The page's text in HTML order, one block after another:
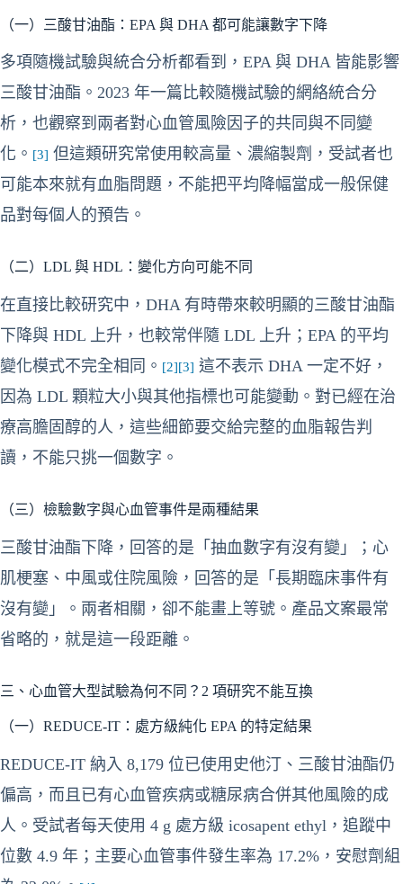
（一）三酸甘油酯：EPA 與 DHA 都可能讓數字下降
多項隨機試驗與統合分析都看到，EPA 與 DHA 皆能影響
三酸甘油酯。2023 年一篇比較隨機試驗的網絡統合分
析，也觀察到兩者對心血管風險因子的共同與不同變
化。 [3] 但這類研究常使用較高量、濃縮製劑，受試者也
可能本來就有血脂問題，不能把平均降幅當成一般保健
品對每個人的預告。
（二）LDL 與 HDL：變化方向可能不同
在直接比較研究中，DHA 有時帶來較明顯的三酸甘油酯
下降與 HDL 上升，也較常伴隨 LDL 上升；EPA 的平均
變化模式不完全相同。 [2][3] 這不表示 DHA 一定不好，
因為 LDL 顆粒大小與其他指標也可能變動。對已經在治
療高膽固醇的人，這些細節要交給完整的血脂報告判
讀，不能只挑一個數字。
（三）檢驗數字與心血管事件是兩種結果
三酸甘油酯下降，回答的是「抽血數字有沒有變」；心
肌梗塞、中風或住院風險，回答的是「長期臨床事件有
沒有變」。兩者相關，卻不能畫上等號。產品文案最常
省略的，就是這一段距離。
三、心血管大型試驗為何不同？2 項研究不能互換
（一）REDUCE-IT：處方級純化 EPA 的特定結果
REDUCE-IT 納入 8,179 位已使用史他汀、三酸甘油酯仍
偏高，而且已有心血管疾病或糖尿病合併其他風險的成
人。受試者每天使用 4 g 處方級 icosapent ethyl，追蹤中
位數 4.9 年；主要心血管事件發生率為 17.2%，安慰劑組